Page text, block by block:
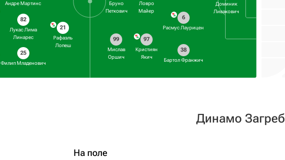
Андре Мартинс
82
Лукас Лима
Линарес
25
Филип Младенович
21
Рафаэль
Лопеш
Доминик
Ливакович
6
Расмус Лаурицен
38
Бартол Франжич
Ловро
Майер
97
Кристиян
Якич
Бруно
Петкович
99
Мислав
Оршич
На поле
Динамо Загреб